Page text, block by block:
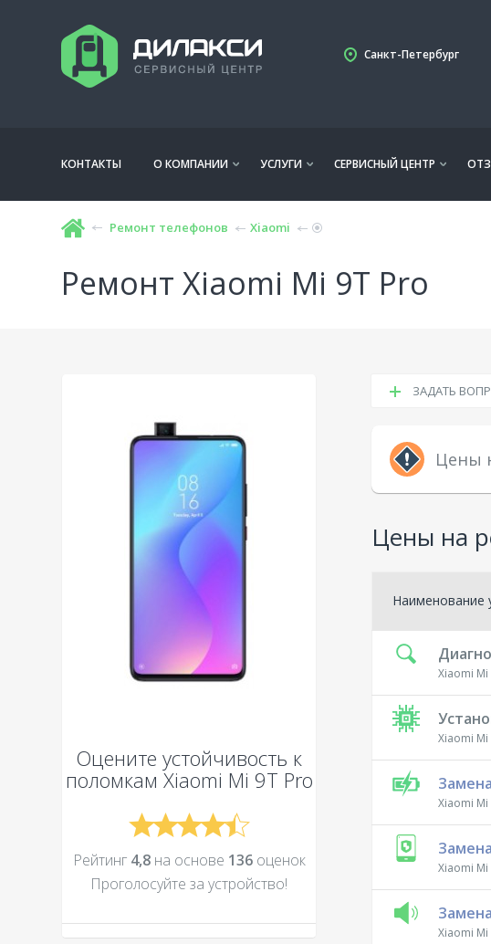
Санкт-Петербург
КОНТАКТЫ О КОМПАНИИ УСЛУГИ СЕРВИСНЫЙ ЦЕНТР
Ремонт телефонов Xiaomi
Ремонт Xiaomi Mi 9T Pro
Оцените устойчивость к
поломкам Xiaomi Mi 9T Pro
Рейтинг 4,8на основе 136оценок
Проголосуйте за устройcтво!
ЗАДАТЬ
Цены
Цены на
Наименование
Xiaomi Mi
Xiaomi Mi
Xiaomi Mi
Xiaomi Mi
Xiaomi Mi